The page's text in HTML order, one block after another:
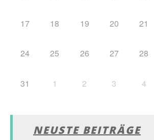
17 18 19 20 21
24 25 26 27 28
31 1 2 3 4
NEUSTE BEITRÄGE